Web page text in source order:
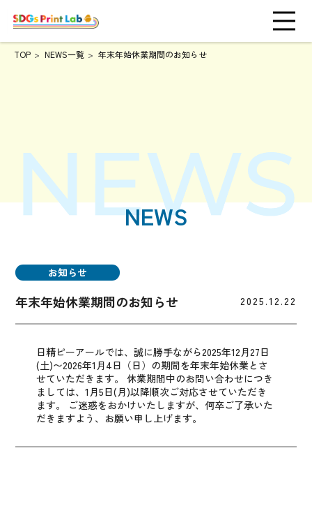
TOP NEWS一覧 年末年始休業期間のお知らせ
NEWS
お知らせ
年末年始休業期間のお知らせ 2025.12.22
日精ピーアールでは、誠に勝手ながら2025年12月27日
(土)〜2026年1月4日（日）の期間を年末年始休業とさ
せていただきます。
休業期間中のお問い合わせにつき
ましては、1月5日(月)以降順次ご対応させていただき
ます。
ご迷惑をおかけいたしますが、何卒ご了承いた
だきますよう、お願い申し上げます。